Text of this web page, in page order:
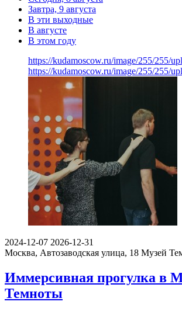
Завтра, 9 августа
В эти выходные
В августе
В этом году
https://kudamoscow.ru/image/255/255/
https://kudamoscow.ru/image/255/255/
2024-12-07 2026-12-31
Москва, Автозаводская улица, 18 Музей
Иммерсивная прогулка в
Темноты